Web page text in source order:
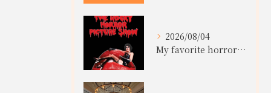
2026/08/04
My favorite horror movies